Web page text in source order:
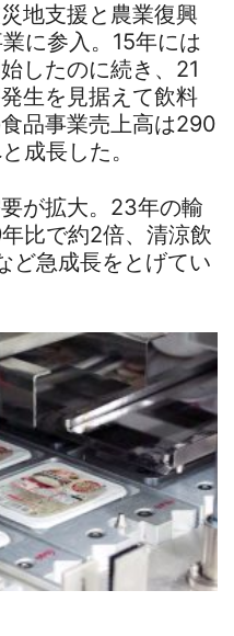
地支援と農業復興
に参入。15年には
したのに続き、21
生を見据えて飲料
品事業売上高は290
成長した。
が拡大。23年の輸
比で約2倍、清涼飲
ど急成長をとげてい